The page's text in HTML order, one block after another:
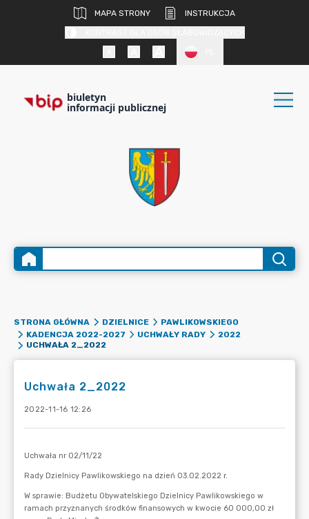
MAPA STRONY
INSTRUKCJA
biuletyn
informacji publicznej
STRONA GŁÓWNA DZIELNICE
PAWLIKOWSKIEGO
KADENCJA 2022-2027
UCHWAŁY RADY
2022
UCHWAŁA 2_2022
Uchwała 2_2022
2022-11-16 12:26